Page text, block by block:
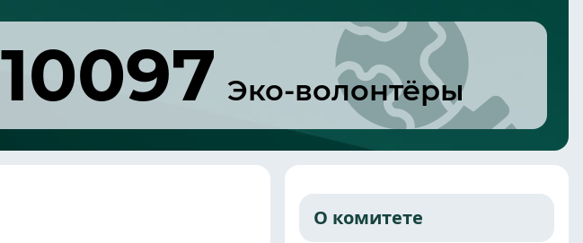
10097 Эко-волонтёры
О комитете